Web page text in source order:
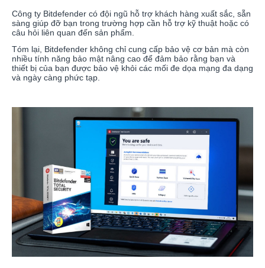
Công ty Bitdefender có đội ngũ hỗ trợ khách hàng xuất sắc, sẵn
sàng giúp đỡ bạn trong trường hợp cần hỗ trợ kỹ thuật hoặc có
câu hỏi liên quan đến sản phẩm.
Tóm lại, Bitdefender không chỉ cung cấp bảo vệ cơ bản mà còn
nhiều tính năng bảo mật nâng cao để đảm bảo rằng bạn và
thiết bị của bạn được bảo vệ khỏi các mối đe dọa mạng đa dạng
và ngày càng phức tạp.